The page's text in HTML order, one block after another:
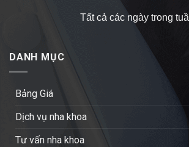
Tất cả các ngày trong
DANH MỤC
Bảng Giá
Dịch vụ nha khoa
Tư vấn nha khoa